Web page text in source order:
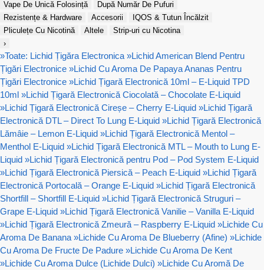
Vape De Unică Folosință
După Număr De Pufuri
Rezistențe & Hardware
Accesorii
IQOS & Tutun Încălzit
Pliculețe Cu Nicotină
Altele
Strip-uri cu Nicotina
›
»Toate: Lichid Țigăra Electronica »Lichid American Blend Pentru
Țigări Electronice »Lichid Cu Aroma De Papaya Ananas Pentru
Țigări Electronice »Lichid Țigară Electronică 10ml – E-Liquid TPD
10ml »Lichid Țigară Electronică Ciocolată – Chocolate E-Liquid
»Lichid Țigară Electronică Cireșe – Cherry E-Liquid »Lichid Țigară
Electronică DTL – Direct To Lung E-Liquid »Lichid Țigară Electronică
Lămâie – Lemon E-Liquid »Lichid Țigară Electronică Mentol –
Menthol E-Liquid »Lichid Țigară Electronică MTL – Mouth to Lung E-
Liquid »Lichid Țigară Electronică pentru Pod – Pod System E-Liquid
»Lichid Țigară Electronică Piersică – Peach E-Liquid »Lichid Țigară
Electronică Portocală – Orange E-Liquid »Lichid Țigară Electronică
Shortfill – Shortfill E-Liquid »Lichid Țigară Electronică Struguri –
Grape E-Liquid »Lichid Țigară Electronică Vanilie – Vanilla E-Liquid
»Lichid Țigară Electronică Zmeură – Raspberry E-Liquid »Lichide Cu
Aroma De Banana »Lichide Cu Aroma De Blueberry (Afine) »Lichide
Cu Aroma De Fructe De Padure »Lichide Cu Aroma De Kent
»Lichide Cu Aroma Dulce (Lichide Dulci) »Lichide Cu Aromă De